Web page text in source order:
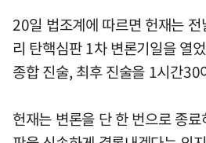
20일 법조계에 따르면 헌재는
리 탄핵심판 1차 변론기일을 열
종합 진술, 최후 진술을 1시간30
헌재는 변론을 단 한 번으로 종